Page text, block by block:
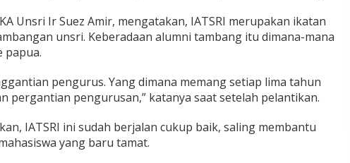
Unsri Ir Suez Amir, mengatakan, IATSRI merupakan ikatan
unsri. Keberadaan alumni tambang itu dimana-mana
papua.
pengurus. Yang dimana memang setiap lima tahun
pergantian pengurusan,” katanya saat setelah pelantikan.
IATSRI ini sudah berjalan cukup baik, saling membantu
yang baru tamat.